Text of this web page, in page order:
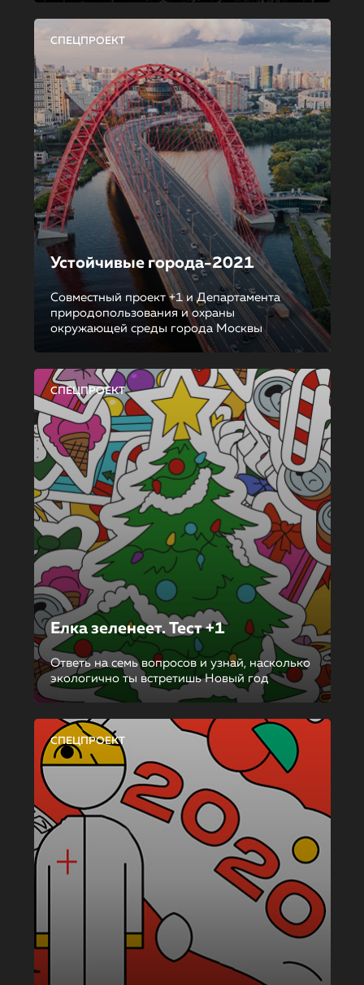
СПЕЦПРОЕКТ
Устойчивые города-2021
Совместный проект +1 и Департамента
природопользования и охраны
окружающей среды города Москвы
СПЕЦПРОЕКТ
Елка зеленеет. Тест +1
Ответь на семь вопросов и узнай, насколько
экологично ты встретишь Новый год
СПЕЦПРОЕКТ